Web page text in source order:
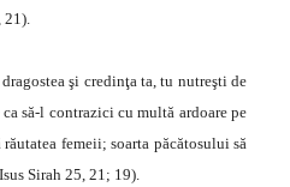
21).
şi credinţa ta, tu nutreşti de
să-l contrazici cu multă ardoare pe
femeii; soarta păcătosului să
Sirah 25, 21; 19).